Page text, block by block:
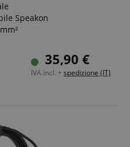
Speakon
35,90 €
IVA.incl. + spedizione (IT)